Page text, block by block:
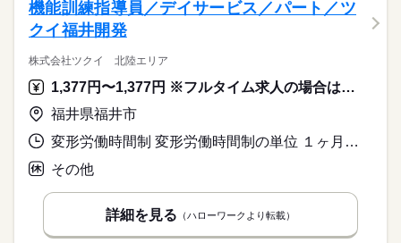
機能訓練指導員／デイサービス／パート／ツ
クイ福井開発
株式会社ツクイ 北陸エリア
1,377円〜1,377円 ※フルタイム求人の場合は月額（換算額）、パート求人の場合は時間額を表示しています。
福井県福井市
変形労働時間制 変形労働時間制の単位 １ヶ月単位 就業時間１ 8時00分〜13時00分 就業時間２ 8時00分〜16時30分 就業時間３ 9時00分〜13時00分 就業時間に関する特記事項 ・（４）０９：００～１６：３０（休憩６０分）
その他
詳細を見る （ハローワークより転載）